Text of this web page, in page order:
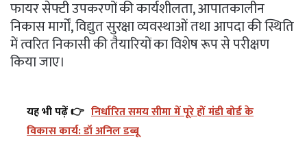
फायर सेफ्टी उपकरणों की कार्यशीलता, आपातकालीन
निकास मार्गों, विद्युत सुरक्षा व्यवस्थाओं तथा आपदा की स्थिति
में त्वरित निकासी की तैयारियों का विशेष रूप से परीक्षण
किया जाए।
यह भी पढ़ें 👉 निर्धारित समय सीमा में पूरे हों मंडी बोर्ड के
विकास कार्य: डॉ अनिल डब्बू